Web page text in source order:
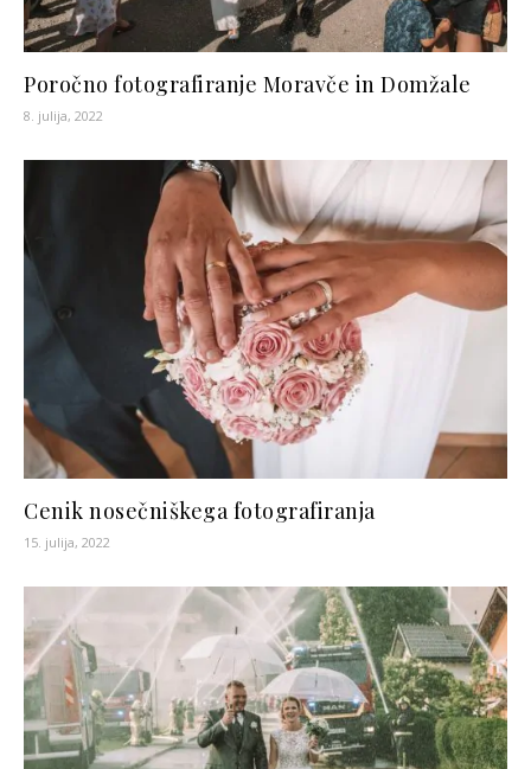
Poročno fotografiranje Moravče in Domžale
8. julija, 2022
Cenik nosečniškega fotografiranja
15. julija, 2022